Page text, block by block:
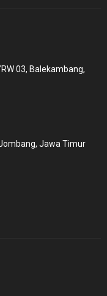
03, Balekambang,
Jombang, Jawa Timur